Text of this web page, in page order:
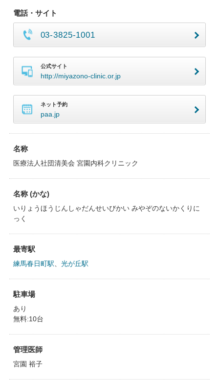
電話・サイト
03-3825-1001
公式サイト
http://miyazono-clinic.or.jp
ネット予約
paa.jp
名称
医療法人社団清美会 宮園内科クリニック
名称 (かな)
いりょうほうじんしゃだんせいびかい みやぞのないかくりに
っく
最寄駅
練馬春日町駅 光が丘駅
駐車場
あり
無料:10台
管理医師
宮園 裕子